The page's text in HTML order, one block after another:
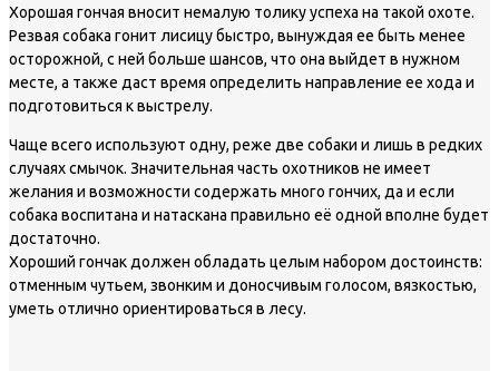
Хорошая гончая вносит немалую толику успеха на такой охоте.
Резвая собака гонит лисицу быстро, вынуждая ее быть менее
осторожной, с ней больше шансов, что она выйдет в нужном
месте, а также даст время определить направление ее хода и
подготовиться к выстрелу.
Чаще всего используют одну, реже две собаки и лишь в редких
случаях смычок. Значительная часть охотников не имеет
желания и возможности содержать много гончих, да и если
собака воспитана и натаскана правильно её одной вполне будет
достаточно.
Хороший гончак должен обладать целым набором достоинств:
отменным чутьем, звонким и доносчивым голосом, вязкостью,
уметь отлично ориентироваться в лесу.